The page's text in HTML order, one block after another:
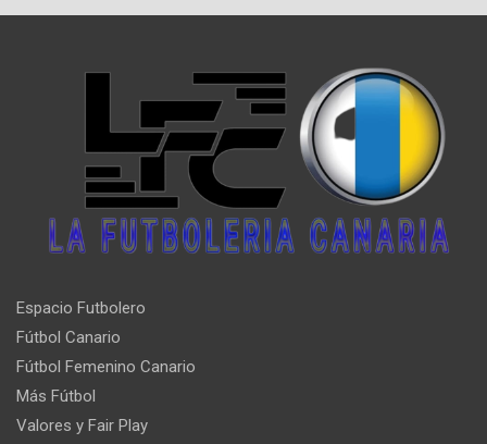
Espacio Futbolero
Fútbol Canario
Fútbol Femenino Canario
Más Fútbol
Valores y Fair Play